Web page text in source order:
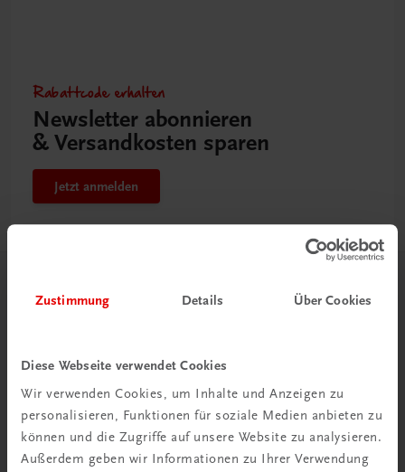
Zustimmung Details Über Cookies
Diese Webseite verwendet Cookies
Wir verwenden Cookies, um Inhalte und Anzeigen zu
personalisieren, Funktionen für soziale Medien anbieten zu
können und die Zugriffe auf unsere Website zu analysieren.
Außerdem geben wir Informationen zu Ihrer Verwendung
Rabattcode erhalten
Newsletter abonnieren
& Versandkosten sparen
Jetzt anmelden
Herzlich willkommen bei TRAUNER!
Wir über uns
Familienunternehmen mit 80 Mitarbeiterinnen und
Mitarbeitern, die eines verbindet: Begeisterung für unsere